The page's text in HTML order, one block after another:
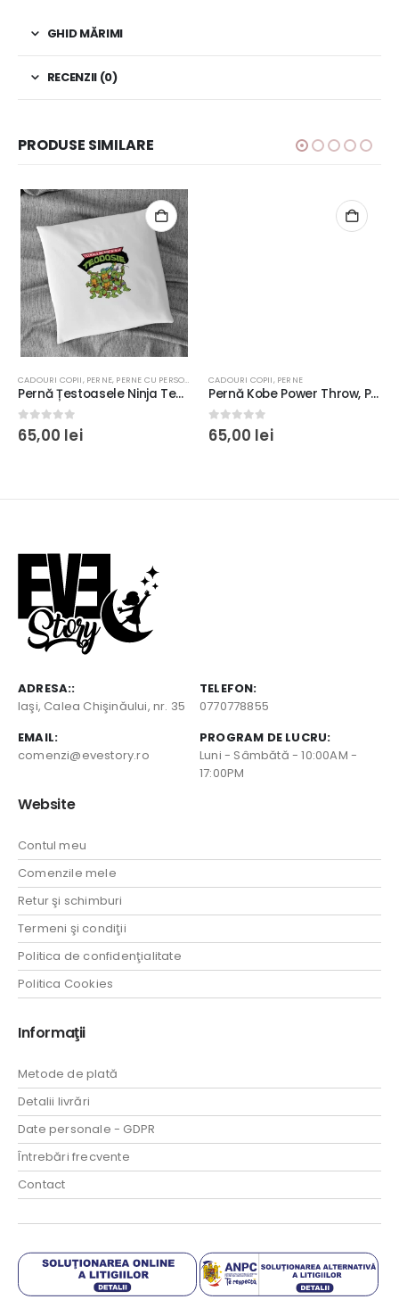
GHID MĂRIMI
RECENZII (0)
PRODUSE SIMILARE
CADOURI COPII, PERNE, PERNE CU PERSONAJE
Pernă Țestoasele Ninja Teenage Mutant Ninja, Personalizabilă, 40x40cm, culoare alb, diverse materiale
0 out of 5
65,00 lei
CADOURI COPII, PERNE
Pernă Kobe Power Throw, Personalizabilă, 40x40cm, culoare alb, diverse materiale
0 out of 5
65,00 lei
ADRESA::
Iaşi, Calea Chişinăului, nr. 35
TELEFON:
0770778855
EMAIL:
comenzi@evestory.ro
PROGRAM DE LUCRU:
Luni - Sâmbătă - 10:00AM -
17:00PM
Website
Contul meu
Comenzile mele
Retur şi schimburi
Termeni şi condiţii
Politica de confidenţialitate
Politica Cookies
Informaţii
Metode de plată
Detalii livrări
Date personale - GDPR
Întrebări frecvente
Contact